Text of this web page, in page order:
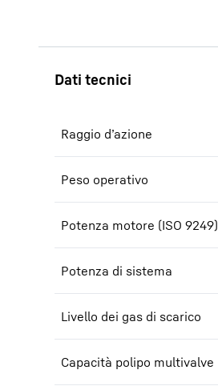
Raggio d’azione
Peso operativo
Potenza motore (ISO 9249)
Potenza di sistema
Livello dei gas di scarico
Capacità polipo multivalve